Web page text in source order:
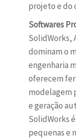
projeto e do
Softwares
SolidWorks,
dominam o
engenharia
oferecem
modelagem
e geração
SolidWorks
pequenas e